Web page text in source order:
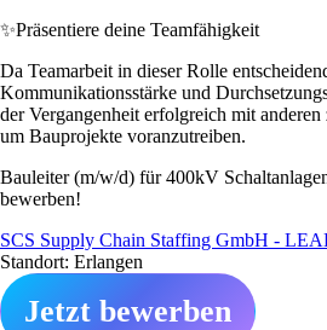
✨Präsentiere deine Teamfähigkeit
Da Teamarbeit in dieser Rolle
Kommunikationsstärke und
der Vergangenheit erfolgreich mit anderen
um Bauprojekte voranzutreiben.
Bauleiter (m/w/d) für 400kV
bewerben!
SCS Supply Chain Staffing GmbH -
Standort: Erlangen
Jetzt bewerben